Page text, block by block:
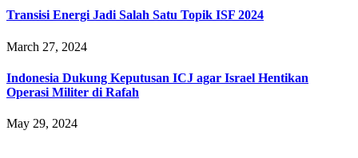
Transisi Energi Jadi Salah Satu Topik ISF 2024
March 27, 2024
Indonesia Dukung Keputusan ICJ agar Israel Hentikan
Operasi Militer di Rafah
May 29, 2024